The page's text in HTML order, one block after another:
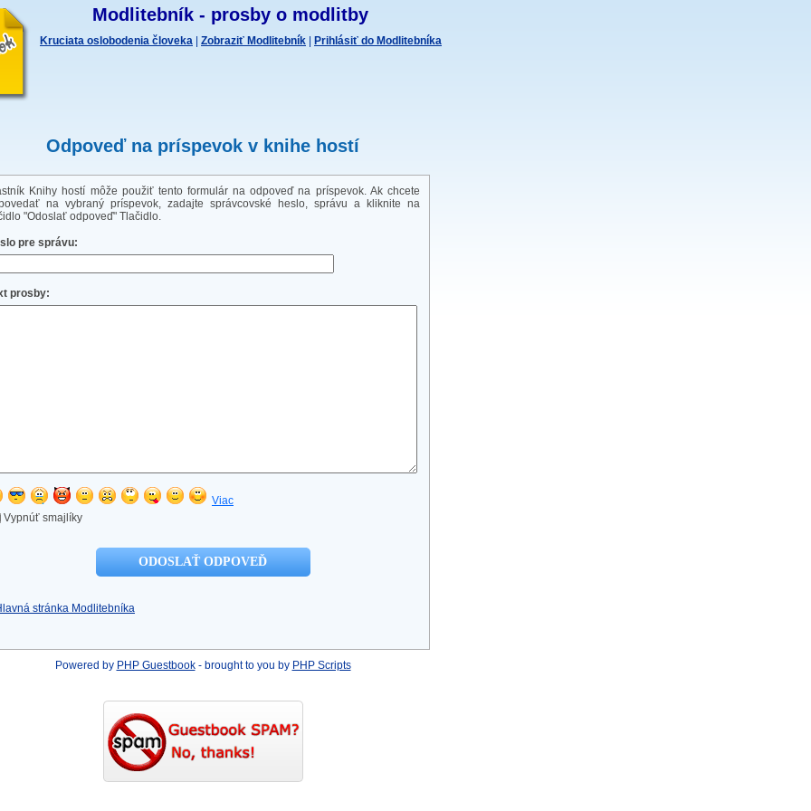
Modlitebník - prosby o modlitby
Kruciata oslobodenia človeka Zobraziť Modlitebník Prihlásiť do Modlitebníka
Odpoveď na príspevok v knihe hostí
Knihy hostí môže použiť tento formulár na odpoveď na príspevok. Ak chcete
na vybraný príspevok, zadajte správcovské heslo, správu a kliknite na
"Odoslať odpoveď" Tlačidlo.
pre správu:
prosby:
Viac
Vypnúť smajlíky
stránka Modlitebníka
Powered by PHP Guestbook- brought to you by PHP Scripts